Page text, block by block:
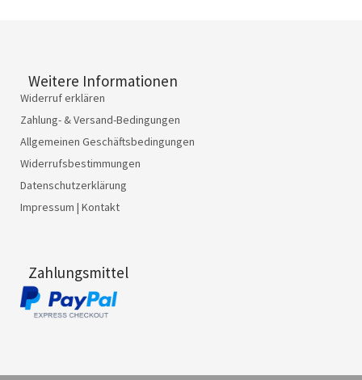
Weitere Informationen
Widerruf erklären
Zahlung- & Versand-Bedingungen
Allgemeinen Geschäftsbedingungen
Widerrufsbestimmungen
Datenschutzerklärung
Impressum | Kontakt
Zahlungsmittel